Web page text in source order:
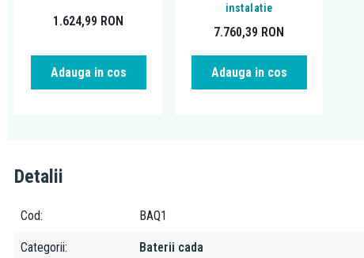
1.624,99 RON
Adauga in cos
instalatie
7.760,39 RON
Adauga in cos
Detalii
Cod BAQ1
Categorii Baterii cada